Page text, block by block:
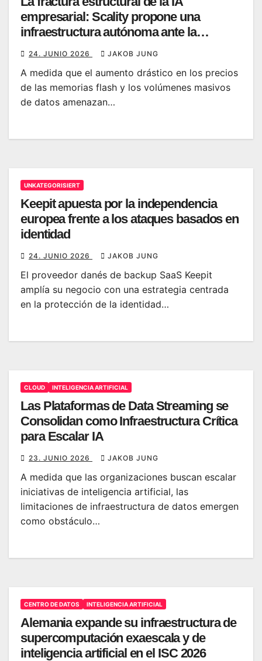
empresarial: Scality propone una
infraestructura autónoma ante la
24. JUNIO 2026 JAKOB JUNG
A medida que el aumento drástico en los precios
de las memorias flash y los volúmenes masivos
de datos amenazan…
UNKATEGORISIERT
Keepit apuesta por la independencia
europea frente a los ataques basados en
identidad
24. JUNIO 2026 JAKOB JUNG
El proveedor danés de backup SaaS Keepit
amplía su negocio con una estrategia centrada
en la protección de la identidad…
CLOUD INTELIGENCIA ARTIFICIAL
Las Plataformas de Data Streaming se
Consolidan como Infraestructura Crítica
para Escalar IA
23. JUNIO 2026 JAKOB JUNG
A medida que las organizaciones buscan escalar
iniciativas de inteligencia artificial, las
limitaciones de infraestructura de datos emergen
como obstáculo…
CENTRO DE DATOS INTELIGENCIA ARTIFICIAL
Alemania expande su infraestructura de
supercomputación exaescala y de
inteligencia artificial en el ISC 2026